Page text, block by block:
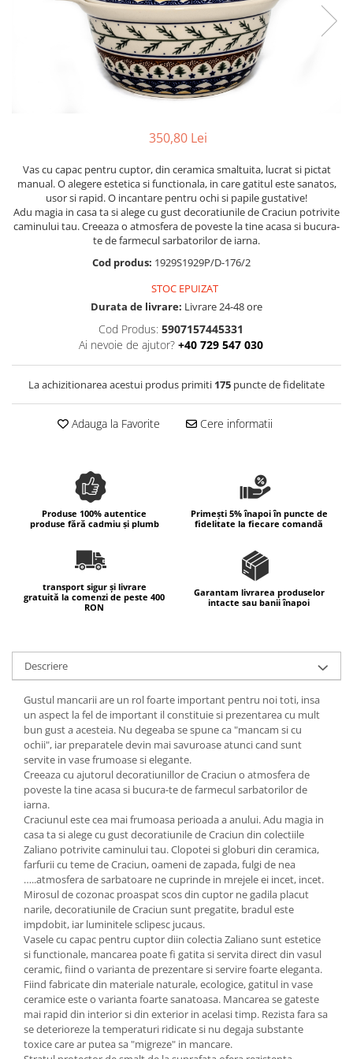
Recipiente depozitare
Colectiile Flowers
Colectia Forget-me-nots
Colectia Basket of Blue
Colectia Autumn Garden
Colectia Little Flowers
Colectia Berries
Colectia Butterfly Dance
Colectia Morning Sunrise
Colectia Morning Glory
Colectia Blue Sea
Colectia Blue Spring
350,80 Lei
Vas cu capac pentru cuptor, din ceramica smaltuita, lucrat si pictat
manual. O alegere estetica si functionala, in care gatitul este sanatos,
usor si rapid. O incantare pentru ochi si papile gustative!
Adu magia in casa ta si alege cu gust decoratiunile de Craciun potrivite
caminului tau. Creeaza o atmosfera de poveste la tine acasa si bucura-
te de farmecul sarbatorilor de iarna.
Cod produs: 1929S1929P/D-176/2
STOC EPUIZAT
Durata de livrare: Livrare 24-48 ore
Cod Produs: 5907157445331
Ai nevoie de ajutor? +40 729 547 030
La achizitionarea acestui produs primiti 175 puncte de fidelitate
Adauga la Favorite Cere informatii
Produse 100% autentice
produse fără cadmiu și plumb
Primești 5% înapoi în puncte de
fidelitate la fiecare comandă
transport sigur și livrare
gratuită la comenzi de peste 400
RON
Garantam livrarea produselor
intacte sau banii înapoi
Descriere
Gustul mancarii are un rol foarte important pentru noi toti, insa
un aspect la fel de important il constituie si prezentarea cu mult
bun gust a acesteia. Nu degeaba se spune ca "mancam si cu
ochii", iar preparatele devin mai savuroase atunci cand sunt
servite in vase frumoase si elegante.
Creeaza cu ajutorul decoratiunillor de Craciun o atmosfera de
poveste la tine acasa si bucura-te de farmecul sarbatorilor de
iarna.
Craciunul este cea mai frumoasa perioada a anului. Adu magia in
casa ta si alege cu gust decoratiunile de Craciun din colectiile
Zaliano potrivite caminului tau. Clopotei si globuri din ceramica,
farfurii cu teme de Craciun, oameni de zapada, fulgi de nea
…..atmosfera de sarbatoare ne cuprinde in mrejele ei incet, incet.
Mirosul de cozonac proaspat scos din cuptor ne gadila placut
narile, decoratiunile de Craciun sunt pregatite, bradul este
impdobit, iar luminitele sclipesc jucaus.
Vasele cu capac pentru cuptor diin colectia Zaliano sunt estetice
si functionale, mancarea poate fi gatita si servita direct din vasul
ceramic, fiind o varianta de prezentare si servire foarte eleganta.
Fiind fabricate din materiale naturale, ecologice, gatitul in vase
ceramice este o varianta foarte sanatoasa. Mancarea se gateste
mai rapid din interior si din exterior in acelasi timp. Rezista fara sa
se deterioreze la temperaturi ridicate si nu degaja substante
toxice care ar putea sa "migreze" in mancare.